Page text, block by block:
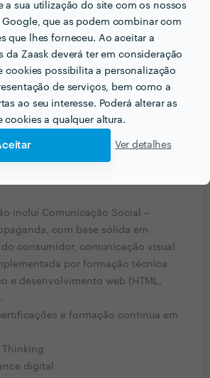
a sua utilização do site com os nossos
que as podem combinar com
que lhes forneceu. Ao aceitar a
da Zaask deverá ter em consideração
cookies possibilita a personalização
de serviços, bem como a
ao seu interesse. Poderá alterar as
cookies a qualquer altura.
Ver detalhes
design e desenvolvimento
em criação de identidade visual,
lojas online orientadas para
carreira, trabalhei com diferentes
desenvolvendo desde
até websites e plataformas de e-
com foco em consistência visual,
e resultados práticos para o
inclui Comunicação Social –
com base sólida em
consumidor, comunicação visual
por formação técnica
e desenvolvimento web (HTML,
e formação contínua em
Thinking
digital